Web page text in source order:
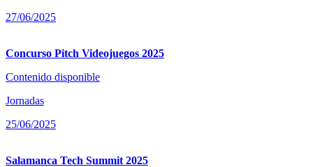
27/06/2025
Concurso Pitch Videojuegos 2025
Contenido disponible
Jornadas
25/06/2025
Salamanca Tech Summit 2025